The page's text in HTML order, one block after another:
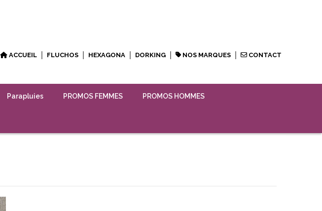
ACCUEIL FLUCHOS HEXAGONA DORKING NOS MARQUES CONTACT
Parapluies PROMOS FEMMES PROMOS HOMMES